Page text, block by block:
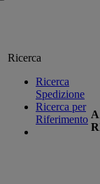
Ricerca
Ricerca
Spedizione
Ricerca per
Riferimento